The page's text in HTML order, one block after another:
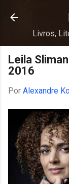
Livros,
Leila
2016
Por Alexandre